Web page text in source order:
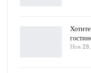
Ноя